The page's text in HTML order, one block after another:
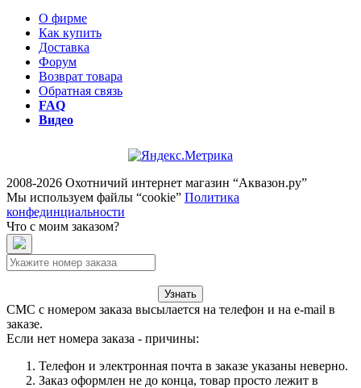
О фирме
Как купить
Доставка
Форум
Возврат товара
Обратная связь
FAQ
Видео
2008-2026 Охотничий интернет магазин “Аквазон.ру”
Мы используем файлы “cookie” Политика
конфединциальности
Что с моим заказом?
Узнать
СМС с номером заказа высылается на телефон и на e-mail в
заказе.
Если нет номера заказа - причины:
Телефон и электронная почта в заказе указаны неверно.
Заказ оформлен не до конца, товар просто лежит в